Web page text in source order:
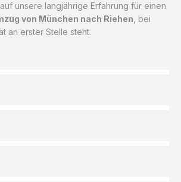
unsere langjährige Erfahrung für einen
von München nach Riehen , bei
an erster Stelle steht.